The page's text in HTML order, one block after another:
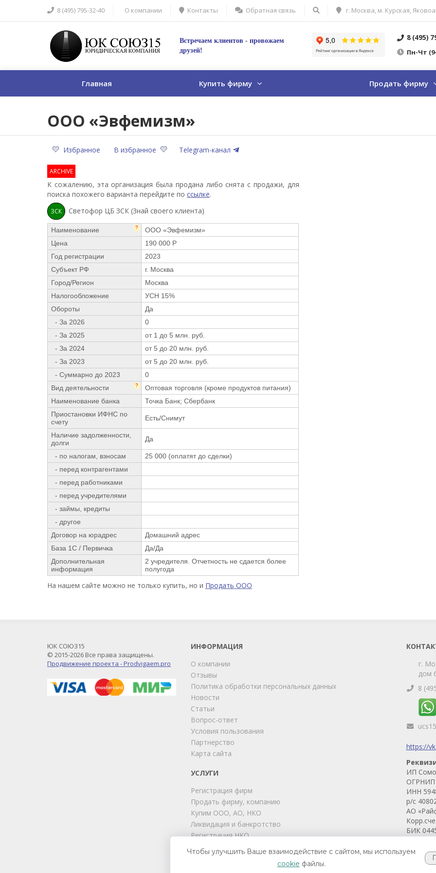
8 (495) 795-32-40 О компании Контакты Обратная связь г. Москва, м. Курская,
Встречаем клиентов - провожаем
друзей!
8 (495)
Пн-Чт
Главная Купить фирму Продать фирму
ООО «Эвфемизм»
Избранное В избранное Telegram-канал
ARCHIVE
К сожалению, эта организация была продана либо снята с продажи, для
поиска похожего варианта перейдите по ссылке.
ЗСК Светофор ЦБ ЗСК (Знай своего клиента)
Наименование ?
ООО «Эвфемизм»
Цена
190 000 Р
Год регистрации
2023
Субъект РФ
г. Москва
Город/Регион
Москва
Налогообложение
УСН 15%
Обороты
Да
- За 2026
0
- За 2025
от 1 до 5 млн. руб.
- За 2024
от 5 до 20 млн. руб.
- За 2023
от 5 до 20 млн. руб.
- Суммарно до 2023
0
Вид деятельности
?
Оптовая торговля (кроме продуктов питания)
Наименование банка
Точка Банк; Сбербанк
Приостановки ИФНС по
счету
Есть/Снимут
Наличие задолженности,
долги
Да
- по налогам, взносам
25 000 (оплатят до сделки)
- перед контрагентами
- перед работниками
- перед учредителями
- займы, кредиты
- другое
Договор на юрадрес
Домашний адрес
База 1С / Первичка
Да/Да
Дополнительная
информация
2 учредителя. Отчетность не сдается более
полугода
На нашем сайте можно не только купить, но и Продать ООО
ИНФОРМАЦИЯ
О компании
Отзывы
Политика обработки персональных данных
Новости
Статьи
Вопрос-ответ
Условия пользования
Партнерство
Карта сайта
УСЛУГИ
Регистрация фирм
Продать фирму, компанию
Купим ООО, АО, НКО
Ликвидация и банкротство
Регистрация НКО
Юридические услуги
Подбор фирм
г.
дом
8
https://
ИП
ОГРНИП
ИНН
р/с
АО
БИК
ЮК СОЮЗ15
© 2015-2026 Все права защищены.
Продвижение проекта - Prodvigaem.pro
Чтобы улучшить Ваше взаимодействие с сайтом, мы используем
cookie файлы.